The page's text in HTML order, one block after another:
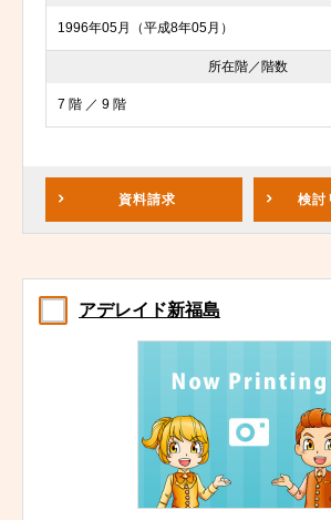
1996年05月（平成8年05月）
所在階／階数
7 階 ／ 9 階
資料請求 検討
アデレイド新福島